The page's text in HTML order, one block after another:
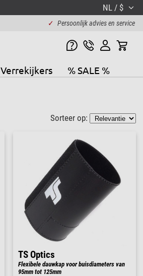
NL / $
✓ Persoonlijk advies en service
Verrekijkers % SALE %
Sorteer op:
TS Optics
Flexibele dauwkap voor buisdiameters van
95mm tot 125mm